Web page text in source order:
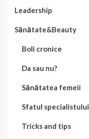
Leadership
Sănătate&Beauty
Boli cronice
Da sau nu?
Sănătatea femeii
Sfatul specialistului
Tricks and tips